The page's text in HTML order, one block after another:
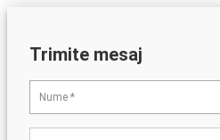
Trimite mesaj